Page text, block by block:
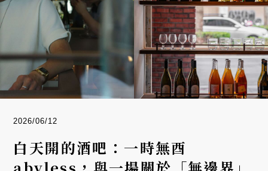
2026/06/12
白天開的酒吧：一時無酉